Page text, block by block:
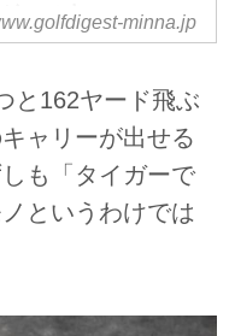
ジェスト
タイガー・ウッズ。メ
目を果たしたタイガ
の14本をチェックして
minna.jp
と162ヤード飛ぶ
ャリーが出せる
も「タイガーで
というわけでは